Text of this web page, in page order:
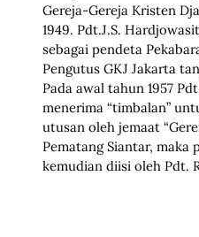
Gereja-Gereja Kristen
1949. Pdt.J.S.
sebagai pendeta
Pengutus GKJ Jakarta
Pada awal tahun 1957
menerima “timbalan”
utusan oleh jemaat
Pematang Siantar, maka
kemudian diisi oleh Pdt.